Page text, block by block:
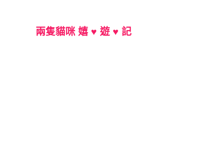
兩隻貓咪 嬉 ♥ 遊 ♥ 記